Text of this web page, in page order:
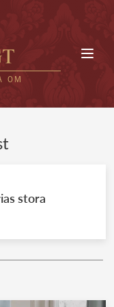
OM
stora